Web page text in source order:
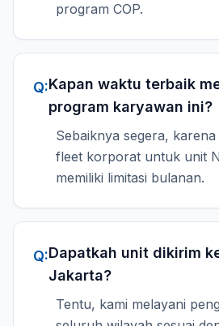
program COP.
Q:Kapan waktu terbaik
program karyawan ini?
Sebaiknya segera,
fleet korporat untuk unit
memiliki limitasi bulanan.
Q:Dapatkah unit dikirim
Jakarta?
Tentu, kami melayani